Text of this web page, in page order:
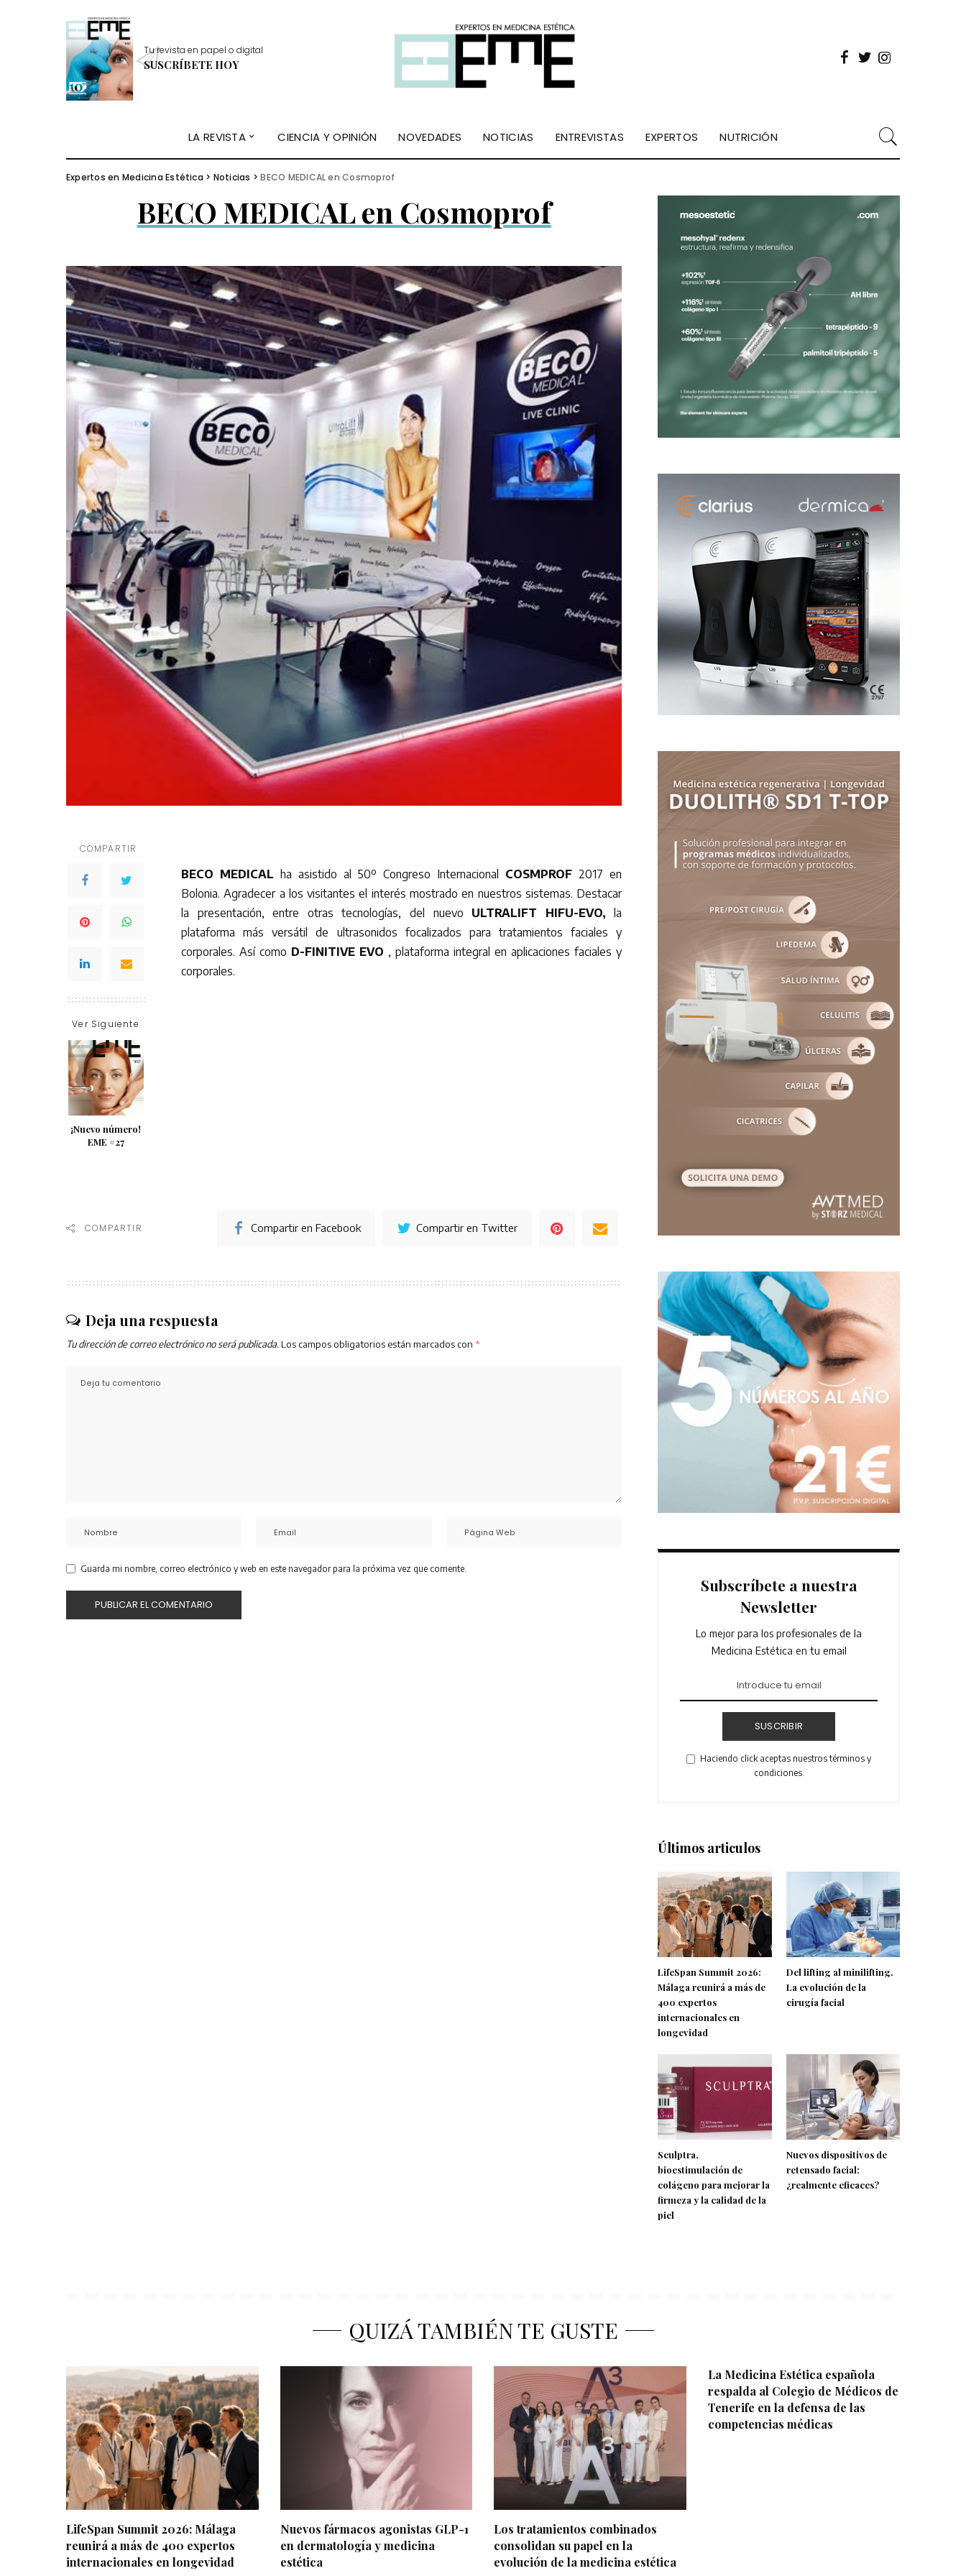
Tu revista en papel o digital
SUSCRÍBETE HOY
LA REVISTA CIENCIA Y OPINIÓN NOVEDADES NOTICIAS ENTREVISTAS EXPERTOS NUTRICIÓN
Expertos en Medicina Estética > Noticias >BECO MEDICAL en Cosmoprof
BECO MEDICAL en Cosmoprof
COMPARTIR
Ver Siguiente
¡Nuevo número!
EME #27
BECO MEDICAL ha asistido al 50º Congreso Internacional COSMPROF 2017 en
Bolonia. Agradecer a los visitantes el interés mostrado en nuestros sistemas. Destacar
la presentación, entre otras tecnologías, del nuevo ULTRALIFT HIFU-EVO, la
plataforma más versátil de ultrasonidos focalizados para tratamientos faciales y
corporales. Así como D-FINITIVE EVO , plataforma integral en aplicaciones faciales y
corporales.
COMPARTIR Compartir en Facebook Compartir en Twitter
Deja una respuesta
Tu dirección de correo electrónico no será publicada. Los campos obligatorios están marcados con *
Guarda mi nombre, correo electrónico y web en este navegador para la próxima vez que comente.
Subscríbete a nuestra
Newsletter
Lo mejor para los profesionales de la
Medicina Estética en tu email
SUSCRIBIR
Haciendo click aceptas nuestros términos y
condiciones.
Últimos articulos
LifeSpan Summit 2026:
Málaga reunirá a más de
400 expertos
internacionales en
longevidad
Del lifting al minilifting.
La evolución de la
cirugía facial
Sculptra,
bioestimulación de
colágeno para mejorar la
firmeza y la calidad de la
piel
Nuevos dispositivos de
retensado facial:
¿realmente eficaces?
QUIZÁ TAMBIÉN TE GUSTE
LifeSpan Summit 2026: Málaga
reunirá a más de 400 expertos
internacionales en longevidad
Nuevos fármacos agonistas GLP-1
en dermatología y medicina
estética
Los tratamientos combinados
consolidan su papel en la
evolución de la medicina estética
La Medicina Estética española
respalda al Colegio de Médicos de
Tenerife en la defensa de las
competencias médicas